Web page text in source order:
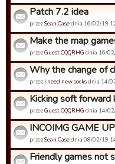
Patch 7.2 idea
przezSean Casednia 16/02/19
Make the map
przezGuest CQQRHG dnia 16/
Why the change of
przez I need new socksdnia 14/
Kicking soft forward
przezGuest CQQRHG dnia 14/
INCOIMG GAME
przezSean Casednia 08/02/19
Friendly games not